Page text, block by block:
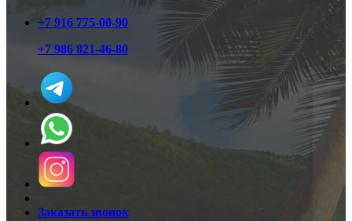
+7 916 775-00-90
+7 986 821-46-80
Заказать звонок